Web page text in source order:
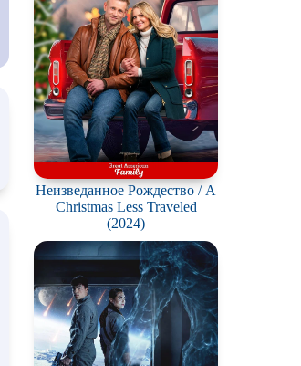
Неизведанное Рождество / A
Christmas Less Traveled
(2024)